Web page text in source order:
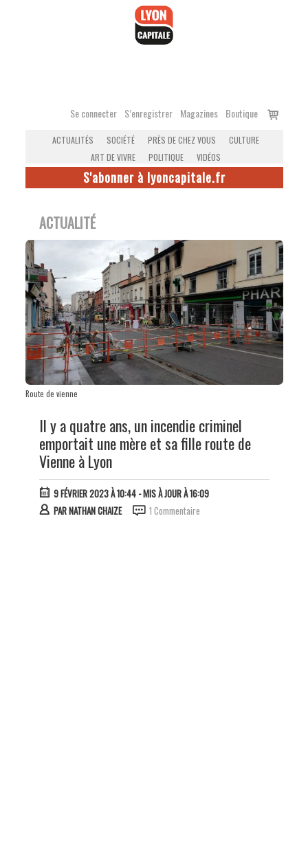
Se connecter S’enregistrer Magazines Boutique
Voir
ACTUALITÉS SOCIÉTÉ PRÈS DE CHEZ VOUS
CULTURE
ART DE VIVRE
POLITIQUE VIDÉOS
S'abonner à lyoncapitale.fr
ACTUALITÉ
Route de vienne
Il y a quatre ans, un incendie criminel
emportait une mère et sa fille route de
Vienne à Lyon
9 FÉVRIER 2023 À 10:44- MIS À JOUR À 16:09
PARNATHAN CHAIZE 1 Commentaire